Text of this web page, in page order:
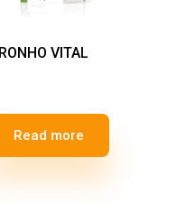
VITAL
Read more